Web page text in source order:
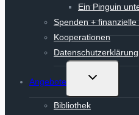
Ein Pinguin
Spenden +
Kooperationen
Datenschutzerklärung
Angebote
Untermenü
Bibliothek